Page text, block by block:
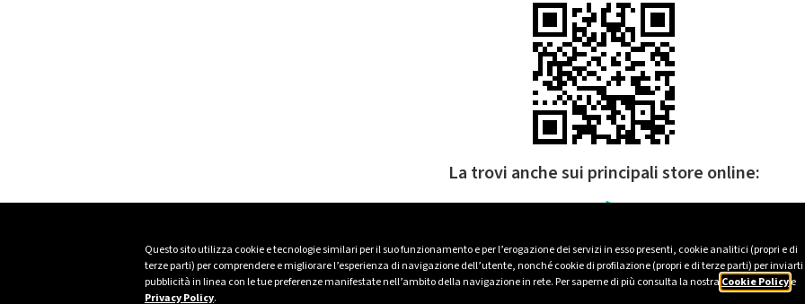
Questo sito utilizza cookie e tecnologie similari per il suo funzionamento e per l’erogazione dei servizi in esso presenti, cookie analitici (propri e di
terze parti) per comprendere e migliorare l’esperienza di navigazione dell’utente, nonché cookie di profilazione (propri e di terze parti) per inviarti
pubblicità in linea con le tue preferenze manifestate nell’ambito della navigazione in rete. Per saperne di più consulta la nostra Cookie Policye
Privacy Policy.
La trovi anche sui principali store online: